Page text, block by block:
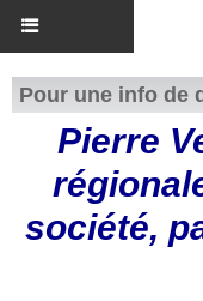
Pour une info de
Pierre
société,